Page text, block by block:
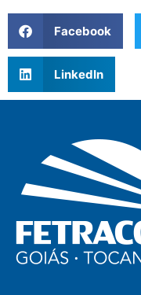
Facebook
LinkedIn